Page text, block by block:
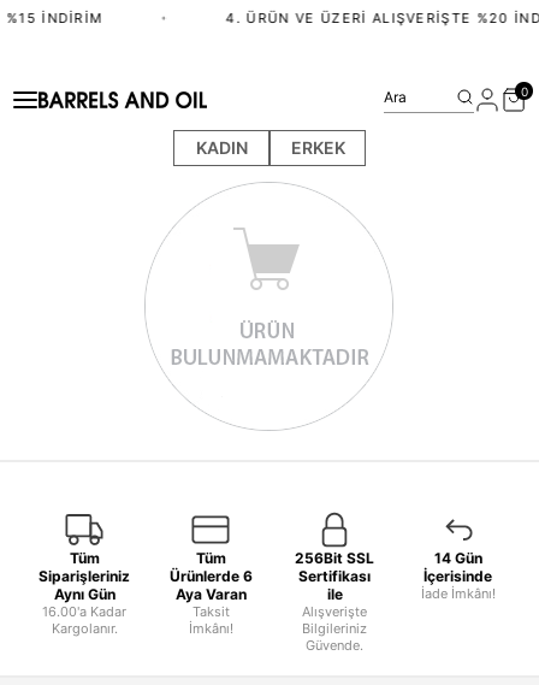
İNDIRIM • 4. ÜRÜN VE ÜZERI ALIŞVERIŞTE %20
KADIN ERKEK
Ara 0
Tüm
Siparişleriniz
Aynı Gün
16.00'a Kadar
Kargolanır.
Tüm
Ürünlerde 6
Aya Varan
Taksit
İmkânı!
256Bit SSL
Sertifikası
ile
Alışverişte
Bilgileriniz
Güvende.
14 Gün
İçerisinde
İade İmkânı!